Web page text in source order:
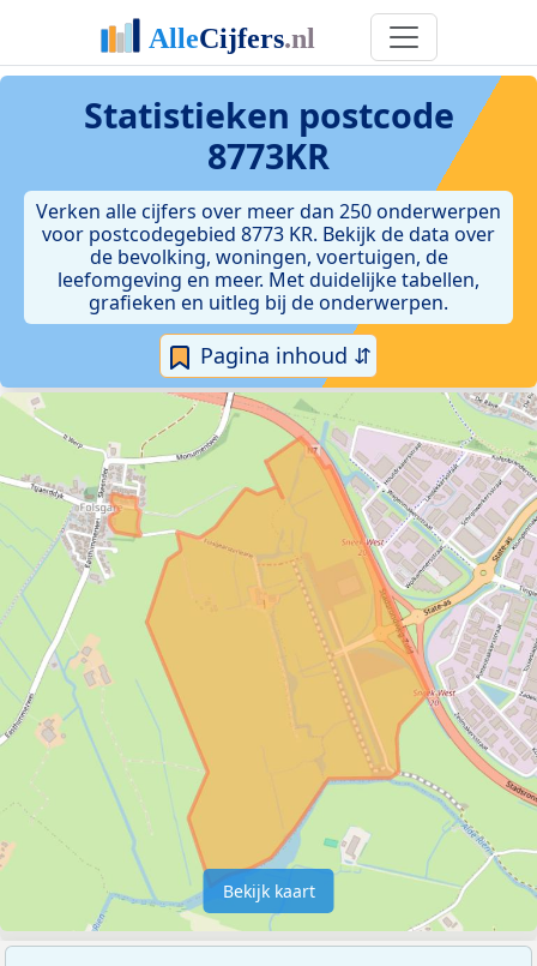
Statistieken postcode
8773KR
Verken alle cijfers over meer dan 250 onderwerpen
voor postcodegebied 8773 KR. Bekijk de data over
de bevolking, woningen, voertuigen, de
leefomgeving en meer. Met duidelijke tabellen,
grafieken en uitleg bij de onderwerpen.
Pagina inhoud ⇵
Bekijk kaart